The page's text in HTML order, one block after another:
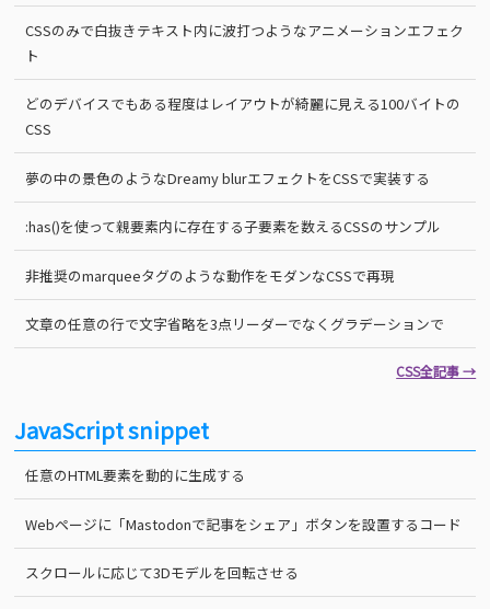
CSSのみで白抜きテキスト内に波打つようなアニメーションエフェク
ト
どのデバイスでもある程度はレイアウトが綺麗に見える100バイトの
CSS
夢の中の景色のようなDreamy blurエフェクトをCSSで実装する
:has()を使って親要素内に存在する子要素を数えるCSSのサンプル
非推奨のmarqueeタグのような動作をモダンなCSSで再現
文章の任意の行で文字省略を3点リーダーでなくグラデーションで
CSS全記事 →
JavaScript snippet
任意のHTML要素を動的に生成する
Webページに「Mastodonで記事をシェア」ボタンを設置するコード
スクロールに応じて3Dモデルを回転させる